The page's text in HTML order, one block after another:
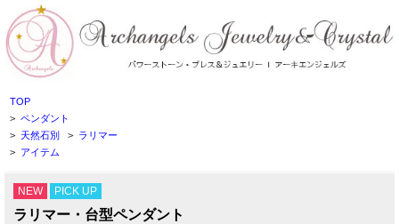
TOP
> ペンダント
> 天然石別 > ラリマー
> アイテム
NEW PICK UP
ラリマー・台型ペンダント